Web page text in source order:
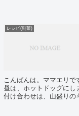
レシピ(副菜)
こんばんは。ママエリ
昼は、ホットドッグにし
付け合わせは、山盛りの